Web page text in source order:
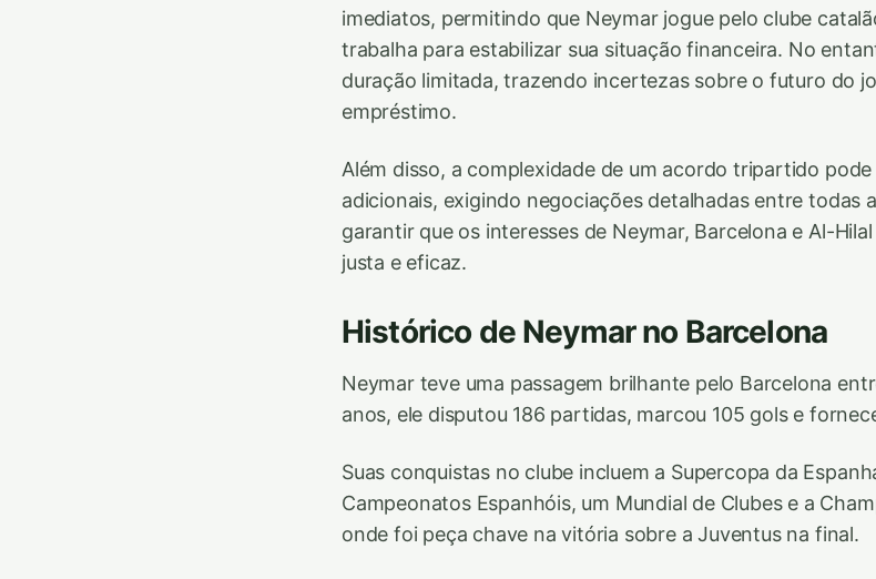
imediatos, permitindo que Neymar jogue pelo clube
trabalha para estabilizar sua situação financeira. No
duração limitada, trazendo incertezas sobre o futuro do
empréstimo.
Além disso, a complexidade de um acordo tripartido
adicionais, exigindo negociações detalhadas entre todas
garantir que os interesses de Neymar, Barcelona e Al-
justa e eficaz.
Histórico de Neymar no Barcelona
Neymar teve uma passagem brilhante pelo Barcelona
anos, ele disputou 186 partidas, marcou 105 gols e
Suas conquistas no clube incluem a Supercopa da
Campeonatos Espanhóis, um Mundial de Clubes e a
onde foi peça chave na vitória sobre a Juventus na final.